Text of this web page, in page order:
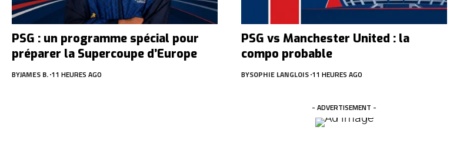
PSG : un programme spécial pour
préparer la Supercoupe d’Europe
BYJAMES B. 11 HEURES AGO
PSG vs Manchester United : la
compo probable
BYSOPHIE LANGLOIS 11 HEURES AGO
- ADVERTISEMENT -